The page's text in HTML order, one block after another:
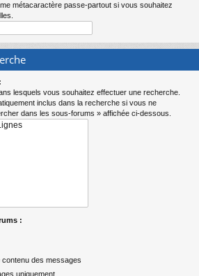
métacaractère passe-partout si vous souhaitez
lesquels vous souhaitez effectuer une recherche.
inclus dans la recherche si vous ne
dans les sous-forums » affichée ci-dessous.
:
contenu des messages
uniquement